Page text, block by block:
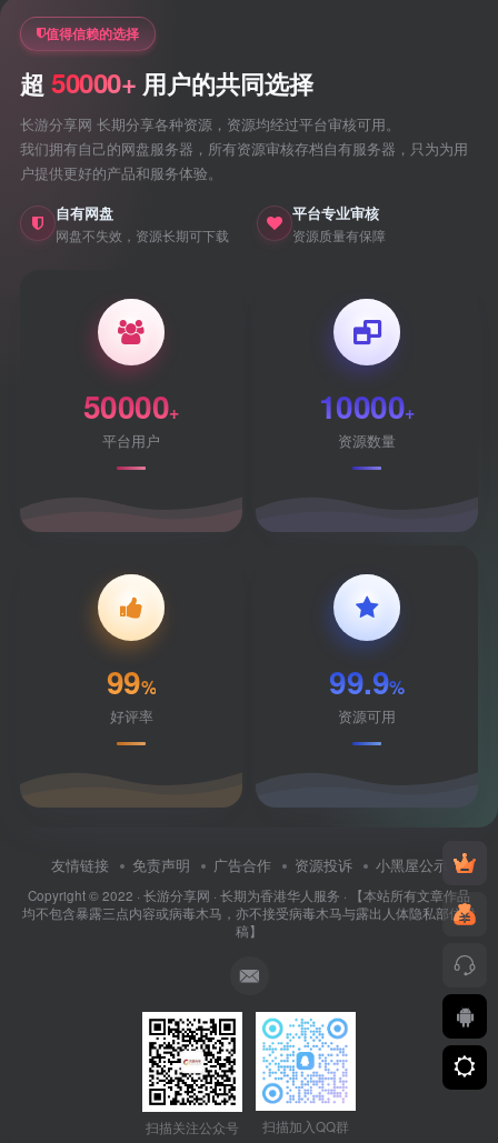
值得信赖的选择
超 50000+ 用户的共同选择
长游分享网 长期分享各种资源，资源均经过平台审核可用。
我们拥有自己的网盘服务器，所有资源审核存档自有服务器，只为为用
户提供更好的产品和服务体验。
自有网盘
网盘不失效，资源长期可下载
平台专业审核
资源质量有保障
50000+
平台用户
10000+
资源数量
99%
好评率
99.9%
资源可用
友情链接 免责声明 广告合作 资源投诉 小黑屋公示
Copyright © 2022 · 长游分享网 · 长期为香港华人服务 · 【本站所有文章作品
均不包含暴露三点内容或病毒木马，亦不接受病毒木马与露出人体隐私部位投
稿】
扫描关注公众号 扫描加入QQ群